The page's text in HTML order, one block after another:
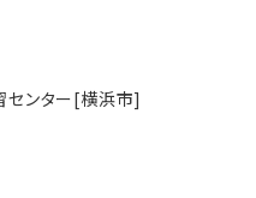
センター[横浜市]